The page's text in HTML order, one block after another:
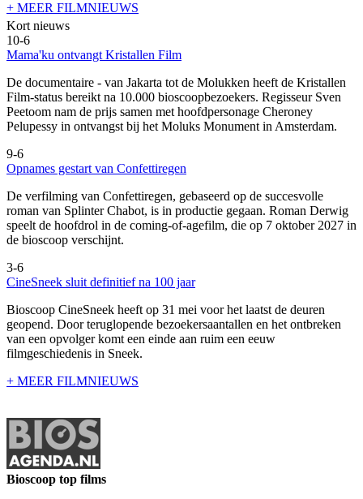
+ MEER FILMNIEUWS
Kort nieuws
10-6
Mama'ku ontvangt Kristallen Film
De documentaire - van Jakarta tot de Molukken heeft de Kristallen
Film-status bereikt na 10.000 bioscoopbezoekers. Regisseur Sven
Peetoom nam de prijs samen met hoofdpersonage Cheroney
Pelupessy in ontvangst bij het Moluks Monument in Amsterdam.
9-6
Opnames gestart van Confettiregen
De verfilming van Confettiregen, gebaseerd op de succesvolle
roman van Splinter Chabot, is in productie gegaan. Roman Derwig
speelt de hoofdrol in de coming-of-agefilm, die op 7 oktober 2027 in
de bioscoop verschijnt.
3-6
CineSneek sluit definitief na 100 jaar
Bioscoop CineSneek heeft op 31 mei voor het laatst de deuren
geopend. Door teruglopende bezoekersaantallen en het ontbreken
van een opvolger komt een einde aan ruim een eeuw
filmgeschiedenis in Sneek.
+ MEER FILMNIEUWS
Bioscoop top films